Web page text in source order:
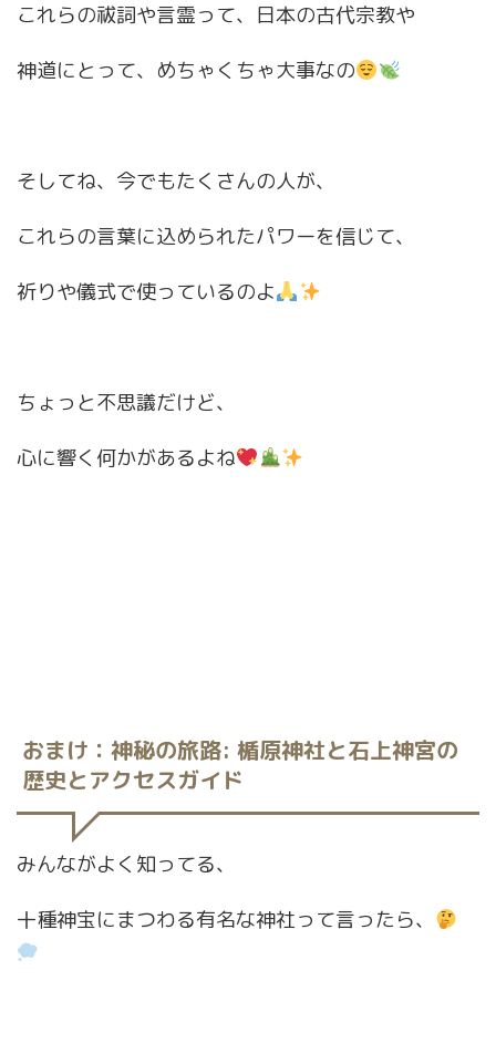
これらの祓詞や言霊って、日本の古代宗教や
神道にとって、めちゃくちゃ大事なの
そしてね、今でもたくさんの人が、
これらの言葉に込められたパワーを信じて、
祈りや儀式で使っているのよ
ちょっと不思議だけど、
心に響く何かがあるよね
おまけ ： 神秘の旅路: 楯原神社と石上神宮の
歴史とアクセスガイド
みんながよく知ってる、
十種神宝にまつわる有名な神社って言ったら、